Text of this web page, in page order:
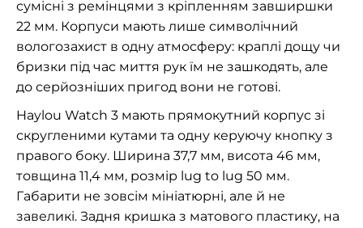
сумісні з ремінцями з кріпленням завширшки
22 мм. Корпуси мають лише символічний
вологозахист в одну атмосферу: краплі дощу чи
бризки під час миття рук їм не зашкодять, але
до серйозніших пригод вони не готові.
Haylou Watch 3 мають прямокутний корпус зі
скругленими кутами та одну керуючу кнопку з
правого боку. Ширина 37,7 мм, висота 46 мм,
товщина 11,4 мм, розмір lug to lug 50 мм.
Габарити не зовсім мініатюрні, але й не
завеликі. Задня кришка з матового пластику, на